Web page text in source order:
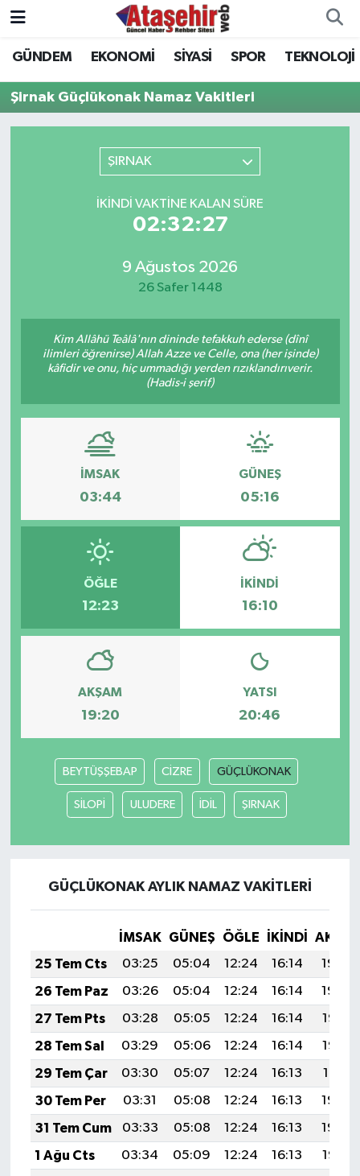
GÜNDEM EKONOMİ SİYASİ SPOR TEKNOLOJİ
Şirnak Güçlükonak Namaz Vakitleri
ŞIRNAK
İKINDI VAKTINE KALAN SÜRE
02:32:27
9 Ağustos 2026
26 Safer 1448
Kim Allâhü Teâlâ'nın dininde tefakkuh ederse (dînî
ilimleri öğrenirse) Allah Azze ve Celle, ona (her işinde)
kâfidir ve onu, hiç ummadığı yerden rızıklandırıverir.
(Hadis-i şerif)
İMSAK
03:44
GÜNEŞ
05:16
ÖĞLE
12:23
İKINDI
16:10
AKŞAM
19:20
YATSI
20:46
BEYTÜŞŞEBAP CİZRE GÜÇLÜKONAK
SİLOPİ ULUDERE İDİL ŞIRNAK
GÜÇLÜKONAK AYLIK NAMAZ VAKITLERI
İMSAK GÜNEŞ ÖĞLE İKINDI
25 Tem Cts
03:25 05:04 12:24 16:14
19:34
26 Tem Paz
03:26 05:04 12:24 16:14
19:34
27 Tem Pts
03:28 05:05 12:24 16:14
19:33
28 Tem Sal
03:29 05:06 12:24 16:14
19:32
29 Tem Çar
03:30 05:07 12:24 16:13
19:31
30 Tem Per
03:31 05:08 12:24 16:13
19:30
31 Tem Cum
03:33 05:08 12:24 16:13
19:29
1 Ağu Cts
03:34 05:09 12:24 16:13
19:28
Hava Durumu
Trafik Durumu
Son Dakika Haberleri